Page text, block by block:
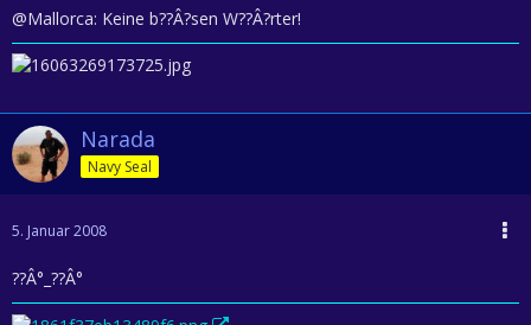
@Mallorca: Keine b??Â?sen W??Â?rter!
Narada
Navy Seal
5. Januar 2008
??Â°_??Â°